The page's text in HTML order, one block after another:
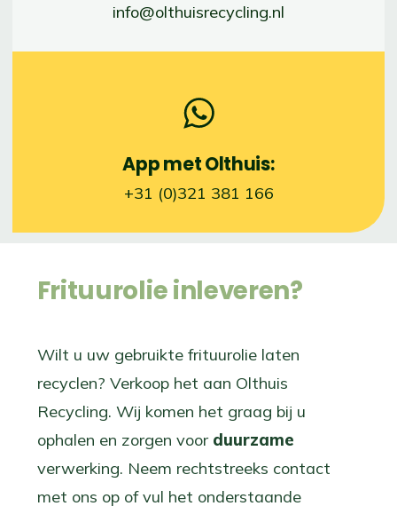
info@olthuisrecycling.nl
App met Olthuis:
+31 (0)321 381 166
Frituurolie inleveren?
Wilt u uw gebruikte frituurolie laten
recyclen? Verkoop het aan Olthuis
Recycling. Wij komen het graag bij u
ophalen en zorgen voor duurzame
verwerking. Neem rechtstreeks contact
met ons op of vul het onderstaande